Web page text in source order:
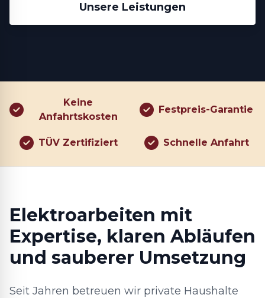
Unsere Leistungen
Keine
Anfahrtskosten
Festpreis-Garantie
TÜV Zertifiziert Schnelle Anfahrt
Elektroarbeiten mit
Expertise, klaren Abläufen
und sauberer Umsetzung
Seit Jahren betreuen wir private Haushalte